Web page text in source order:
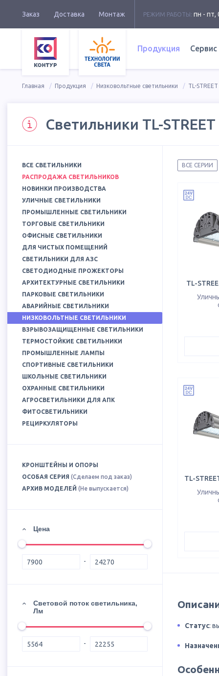
Заказ Доставка Монтаж РЕЖИМ РАБОТЫ: пн - пт,
Продукция Сервис
Главная Продукция Низковольтные светильники TL-
Светильники TL-STREET
ВСЕ СВЕТИЛЬНИКИ
РАСПРОДАЖА СВЕТИЛЬНИКОВ
НОВИНКИ ПРОИЗВОДСТВА
УЛИЧНЫЕ СВЕТИЛЬНИКИ
ПРОМЫШЛЕННЫЕ СВЕТИЛЬНИКИ
ТОРГОВЫЕ СВЕТИЛЬНИКИ
ОФИСНЫЕ СВЕТИЛЬНИКИ
ДЛЯ ЧИСТЫХ ПОМЕЩЕНИЙ
СВЕТИЛЬНИКИ ДЛЯ АЗС
СВЕТОДИОДНЫЕ ПРОЖЕКТОРЫ
АРХИТЕКТУРНЫЕ СВЕТИЛЬНИКИ
ПАРКОВЫЕ СВЕТИЛЬНИКИ
АВАРИЙНЫЕ СВЕТИЛЬНИКИ
НИЗКОВОЛЬТНЫЕ СВЕТИЛЬНИКИ
ВЗРЫВОЗАЩИЩЕННЫЕ СВЕТИЛЬНИКИ
ТЕРМОСТОЙКИЕ СВЕТИЛЬНИКИ
ПРОМЫШЛЕННЫЕ ЛАМПЫ
СПОРТИВНЫЕ СВЕТИЛЬНИКИ
ШКОЛЬНЫЕ СВЕТИЛЬНИКИ
ОХРАННЫЕ СВЕТИЛЬНИКИ
АГРОСВЕТИЛЬНИКИ ДЛЯ АПК
ФИТОСВЕТИЛЬНИКИ
РЕЦИРКУЛЯТОРЫ
КРОНШТЕЙНЫ И ОПОРЫ
ОСОБАЯ СЕРИЯ (Сделаем под заказ)
АРХИВ МОДЕЛЕЙ (Не выпускается)
Цена
Световой поток светильника,
Лм
ВСЕ СЕРИИ
TL-
TL-
Статус: